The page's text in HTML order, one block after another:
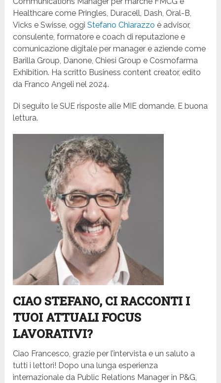
Healthcare come Pringles, Duracell, Dash, Oral-B,
Vicks e Swisse, oggiStefano Chiarazzo è advisor,
consulente, formatore e coach di reputazione e
comunicazione digitale per manager e aziende come
Barilla Group, Danone, Chiesi Group e Cosmofarma
Exhibition. Ha scritto Business content creator, edito
da Franco Angeli nel 2024.
Di seguito le SUE risposte alle MIE domande. E buona
lettura.
CIAO STEFANO, CI RACCONTI I
TUOI ATTUALI FOCUS
LAVORATIVI?
Ciao Francesco, grazie per l’intervista e un saluto a
tutti i lettori! Dopo una lunga esperienza
internazionale da Public Relations Manager in P&G,